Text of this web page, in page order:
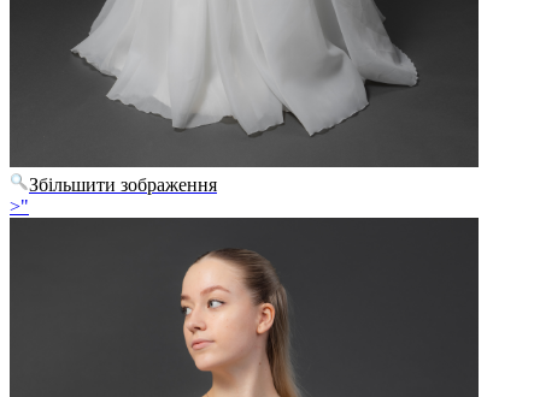
Збільшити зображення
>"